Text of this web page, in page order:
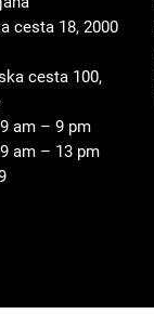
cesta 18, 2000
cesta 100,
am – 9 pm
am – 13 pm